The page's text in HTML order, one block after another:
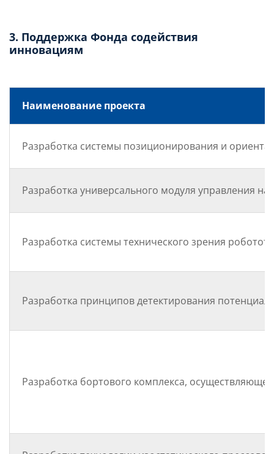
3. Поддержка Фонда содействия
инновациям
Наименование проекта
Разработка системы позиционирования и
Разработка универсального модуля управления
Разработка системы технического зрения
Разработка принципов детектирования
Разработка бортового комплекса,